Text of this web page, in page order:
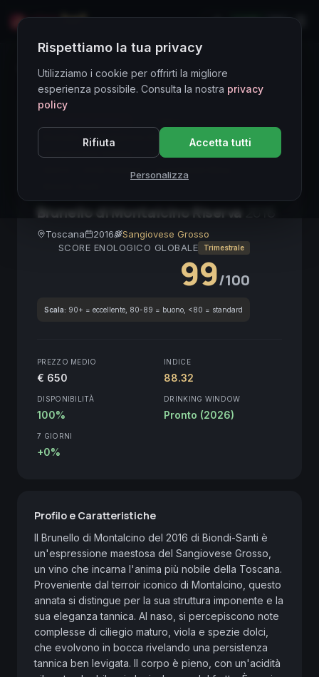
LIVE
Directory Vini
Brunello di Montalcino DOCG
Toscana
2016 Vintage
Investment Wine
Brunello di Montalcino Riserva 2016
Toscana 2016
Sangiovese Grosso
SCORE ENOLOGICO GLOBALE
Trimestrale
99/100
Scala: 90+ = eccellente, 80-89 = buono, <80 = standard
PREZZO MEDIO
€ 650
INDICE
88.32
DISPONIBILITÀ
100%
DRINKING WINDOW
Pronto (2026)
7 GIORNI
+0%
Profilo e Caratteristiche
Il Brunello di Montalcino del 2016 di Biondi-Santi è
un'espressione maestosa del Sangiovese Grosso,
un vino che incarna l'anima più nobile della Toscana.
Proveniente dal terroir iconico di Montalcino, questo
annata si distingue per la sua struttura imponente e la
sua eleganza tannica. Al naso, si percepiscono note
complesse di ciliegio maturo, viola e spezie dolci,
che evolvono in bocca rivelando una persistenza
tannica ben levigata. Il corpo è pieno, con un'acidità
Rispettiamo la tua privacy
Utilizziamo i cookie per offrirti la migliore
esperienza possibile. Consulta la nostra privacy
policy
Rifiuta Accetta tutti
Personalizza